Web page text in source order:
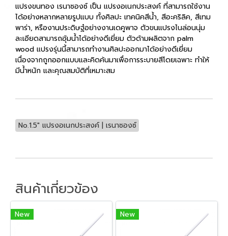
แปรงขนทอง เรนาซองซ์ เป็น แปรงอเนกประสงค์ ที่สามารถใช้งาน
ได้อย่างหลากหลายรูปแบบ ทั้งศิลปะ เทคนิคสีน้ำ, สีอะคริลิค, สีเทม
พาร่า, หรืองานประดิษฐ๋อย่างงานเดคูพาจ ตัวขนแปรงไนล่อนนุ่ม
ละเอียดสามารถอุ้มน้ำได้อย่างดีเยี่ยม ตัวด้ามผลิตจาก palm
wood แปรงรุ่นนี้สามารถทำงานศิลปะออกมาได้อย่างดีเยี่ยม
เนื่องจากถูกออกแบบและคิดค้นมาเพื่อการระบายสีโดยเฉพาะ ทำให้
มีน้ำหนัก และคุณสมบัติที่เหมาะสม
No.1.5" แปรงอเนกประสงค์ | เรนาซองซ์
สินค้าเกี่ยวข้อง
New New